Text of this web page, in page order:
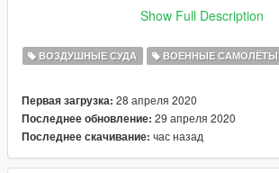
without my authorization.Show Full Description
ВОЗДУШНЫЕ СУДА ВОЕННЫЕ САМОЛЁТЫ
Первая загрузка: 28 апреля 2020
Последнее обновление: 29 апреля 2020
Последнее скачивание: час назад